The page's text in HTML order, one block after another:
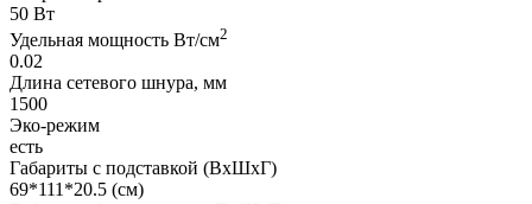
50 Вт
Удельная мощность Вт/см2
0.02
Длина сетевого шнура, мм
1500
Эко-режим
есть
Габариты с подставкой (ВхШхГ)
69*111*20.5 (см)